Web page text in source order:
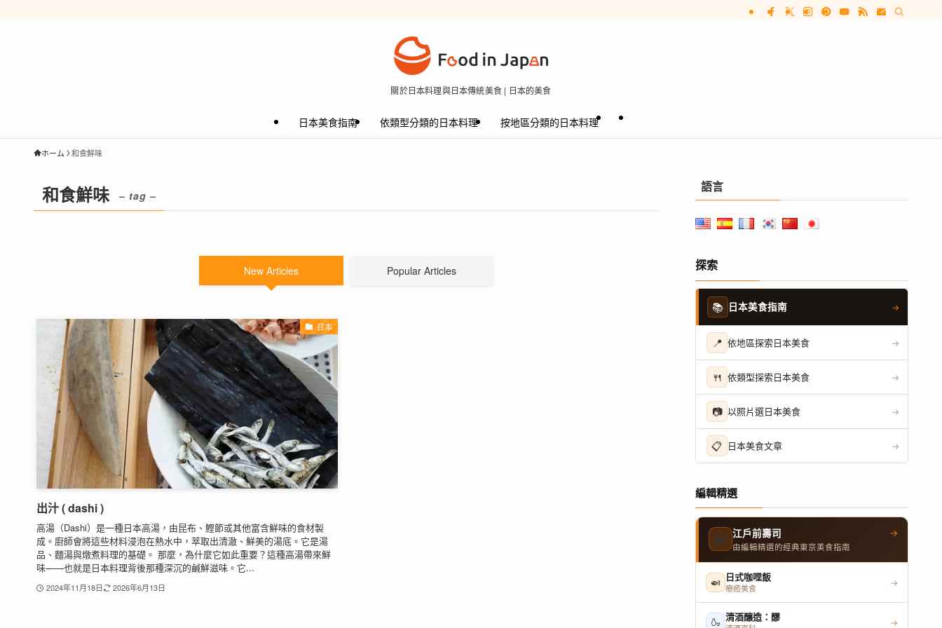
關於日本料理與日本傳統美食 | 日本的美食
日本美食指南 依類型分類的日本料理 按地區分類的日本料理
ホーム 和食鮮味
和食鮮味 – tag –
New Articles Popular Articles
日本
出汁 ( dashi )
高湯（Dashi）是一種日本高湯，由昆布、鰹節或其他富含鮮味的食材製
成。廚師會將這些材料浸泡在熱水中，萃取出清澈、鮮美的湯底。它是湯
品、麵湯與燉煮料理的基礎。 那麼，為什麼它如此重要？這種高湯帶來鮮
味——也就是日本料理背後那種深沉的鹹鮮滋味。它...
2024年11月18日 2026年6月13日
語言
探索
📚 日本美食指南 →
📍 依地區探索日本美食 →
🍴 依類型探索日本美食 →
📷 以照片選日本美食 →
📋 日本美食文章 →
編輯精選
🍣 江戶前壽司
由編輯精選的經典東京美食指南
→
🍛 日式咖哩飯
療癒美食
→
🍶 清酒釀造：醪 →